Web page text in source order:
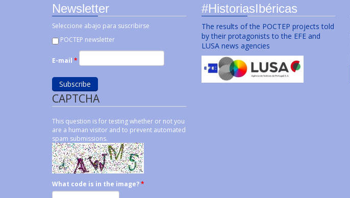
Newsletter
Seleccione abajo para suscribirse
POCTEP newsletter
E-mail *
CAPTCHA
This question is for testing whether or not you
are a human visitor and to prevent automated
spam submissions.
What code is in the image?*
#HistoriasIbéricas
The results of the POCTEP projects told
by their protagonists to the EFE and
LUSA news agencies